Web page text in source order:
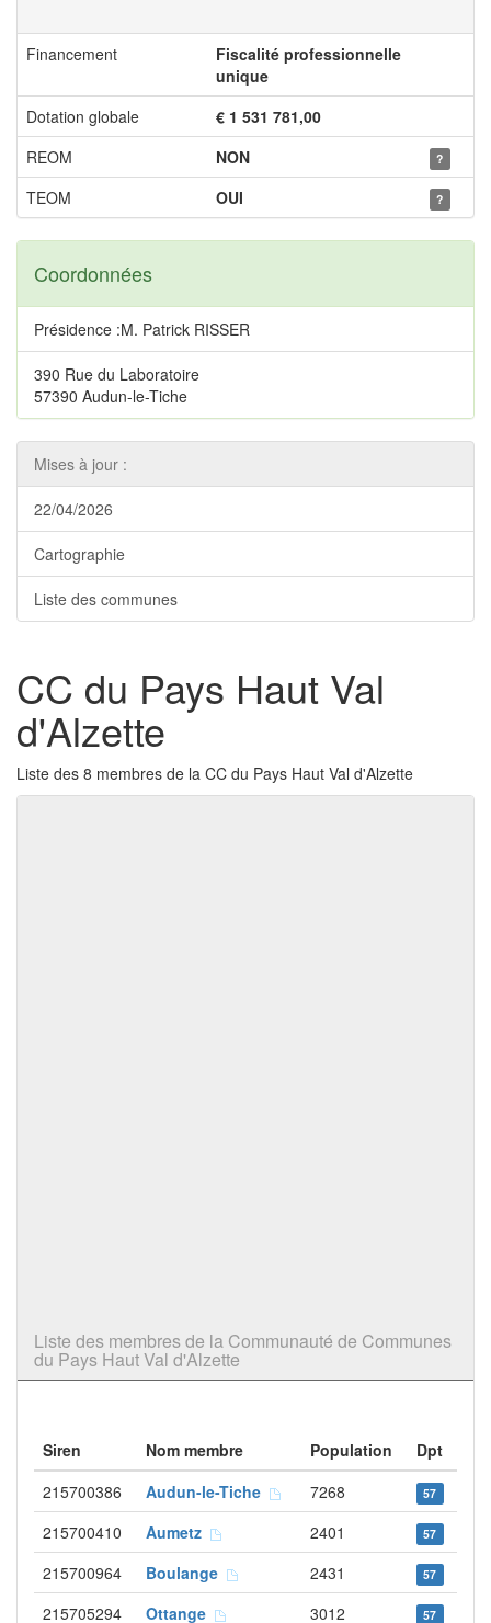
Financement
Fiscalité professionnelle
unique
Dotation globale
€ 1 531 781,00
REOM
NON ?
TEOM OUI ?
Coordonnées
Présidence :M. Patrick RISSER
390 Rue du Laboratoire
57390 Audun-le-Tiche
Mises à jour :
22/04/2026
Cartographie
Liste des communes
CC du Pays Haut Val
d'Alzette
Liste des 8 membres de la CC du Pays Haut Val d'Alzette
Liste des membres de la Communauté de Communes
du Pays Haut Val d'Alzette
Siren Nom membre Population
Dpt
215700386
Audun-le-Tiche 7268 57
215700410 Aumetz 2401 57
215700964 Boulange 2431 57
215705294 Ottange 3012 57